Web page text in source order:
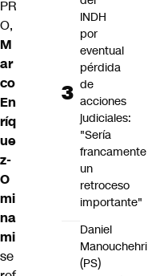
PR
O,
M
ar
co
En
ríq
ue
z-
O
mi
na
mi
se
INDH
por
eventual
pérdida
de
acciones
judiciales:
"Sería
francamente
un
retroceso
importante"
Daniel
Manouchehri
(PS)